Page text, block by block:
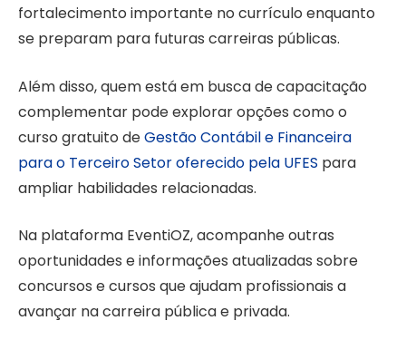
fortalecimento importante no currículo enquanto
se preparam para futuras carreiras públicas.
Além disso, quem está em busca de capacitação
complementar pode explorar opções como o
curso gratuito deGestão Contábil e Financeira
para o Terceiro Setor oferecido pela UFES para
ampliar habilidades relacionadas.
Na plataforma EventiOZ, acompanhe outras
oportunidades e informações atualizadas sobre
concursos e cursos que ajudam profissionais a
avançar na carreira pública e privada.